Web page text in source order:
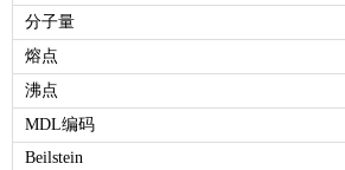
分子量
熔点
沸点
MDL编码
Beilstein